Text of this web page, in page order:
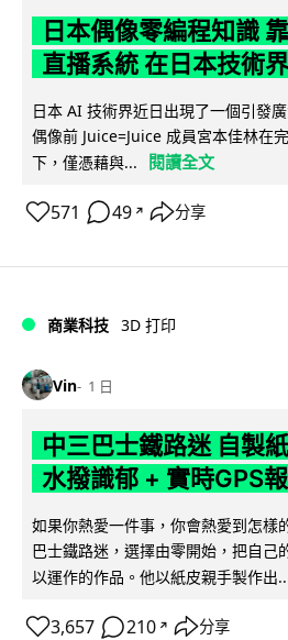
日本偶像零編程知識
直播系統 在日本技術
日本 AI 技術界近日出現了一個引發
偶像前 Juice=Juice 成員宮本佳林在
下，僅憑藉與...
閱讀全文
571 49 ↗ 分享
商業科技 3D 打印
Vin 1 日
中三巴士鐵路迷 自製
水撥識郁 + 實時GPS
如果你熱愛一件事，你會熱愛到怎樣
巴士鐵路迷，選擇由零開始，把自己
以運作的作品。他以紙皮親手製作出
3,657 210 ↗ 分享